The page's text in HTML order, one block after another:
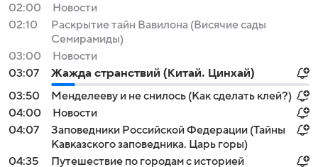
02:00
Новости
02:10
Раскрытие тайн Вавилона (Висячие сады
Семирамиды)
03:00
Новости
03:07
Жажда странствий (Китай. Цинхай)
03:50
Менделееву и не снилось (Как сделать клей?)
04:00
Новости
04:07
Заповедники Российской Федерации (Тайны
Кавказского заповедника. Царь горы)
04:35
Путешествие по городам с историей